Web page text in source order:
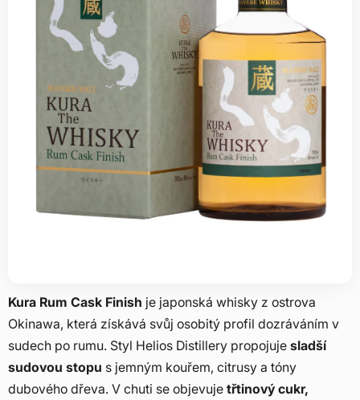
Kura Rum Cask Finish je japonská whisky z ostrova
Okinawa, která získává svůj osobitý profil dozráváním v
sudech po rumu. Styl Helios Distillery propojuje sladší
sudovou stopu s jemným kouřem, citrusy a tóny
dubového dřeva. V chuti se objevuje třtinový cukr,